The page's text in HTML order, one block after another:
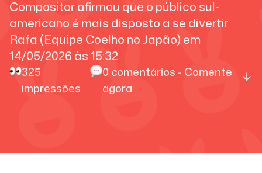
Compositor afirmou que o público sul-
americano é mais disposto a se divertir
Rafa (Equipe Coelho no Japão) em
14/05/2026 às15:32
325
impressões
0 comentários - Comente
agora